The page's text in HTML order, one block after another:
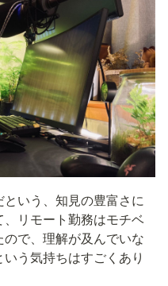
いう、知見の豊富さに
リモート勤務はモチベ
で、理解が及んでいな
う気持ちはすごくあり